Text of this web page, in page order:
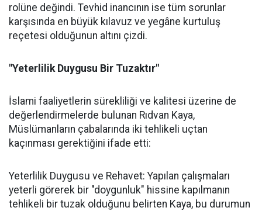
rolüne değindi. Tevhid inancının ise tüm sorunlar
karşısında en büyük kılavuz ve yegâne kurtuluş
reçetesi olduğunun altını çizdi.
"Yeterlilik Duygusu Bir Tuzaktır"
İslami faaliyetlerin sürekliliği ve kalitesi üzerine de
değerlendirmelerde bulunan Rıdvan Kaya,
Müslümanların çabalarında iki tehlikeli uçtan
kaçınması gerektiğini ifade etti:
Yeterlilik Duygusu ve Rehavet: Yapılan çalışmaları
yeterli görerek bir "doygunluk" hissine kapılmanın
tehlikeli bir tuzak olduğunu belirten Kaya, bu durumun